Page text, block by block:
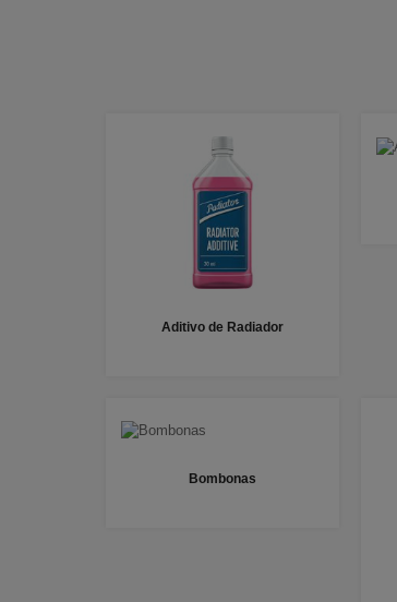
Aditivo de Radiador
Bombonas